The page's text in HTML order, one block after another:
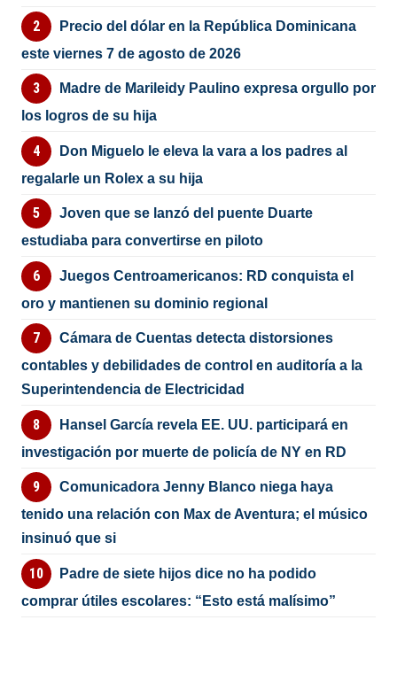
Precio del dólar en la República Dominicana
este viernes 7 de agosto de 2026
Madre de Marileidy Paulino expresa orgullo por
los logros de su hija
Don Miguelo le eleva la vara a los padres al
regalarle un Rolex a su hija
Joven que se lanzó del puente Duarte
estudiaba para convertirse en piloto
Juegos Centroamericanos: RD conquista el
oro y mantienen su dominio regional
Cámara de Cuentas detecta distorsiones
contables y debilidades de control en auditoría a la
Superintendencia de Electricidad
Hansel García revela EE. UU. participará en
investigación por muerte de policía de NY en RD
Comunicadora Jenny Blanco niega haya
tenido una relación con Max de Aventura; el músico
insinuó que si
Padre de siete hijos dice no ha podido
comprar útiles escolares: “Esto está malísimo”